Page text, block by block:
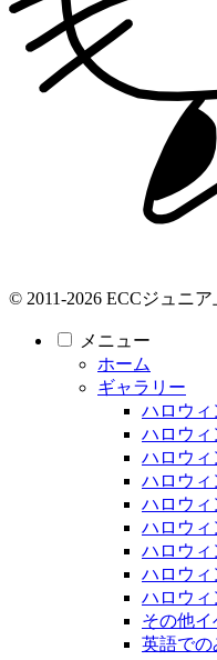
© 2011-2026 ECCジュニ
メニュー
ホーム
ギャラリー
ハロウィ
ハロウィ
ハロウィ
ハロウィ
ハロウィ
ハロウィ
ハロウィ
ハロウィ
ハロウィ
その他イ
英語での